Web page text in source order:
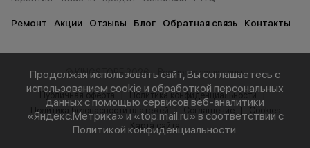
Ремонт Акции Отзывы Блог Обратная связь Контакты
© KINGSTORE 2026 г. Все права защищены.
Публичная оферта
Политика конфиденциальности
Политика безопасности платежей
Карта сайта
Продолжая использовать сайт, Вы соглашаетесь с
использованием cookie и обработкой персональных
данных с помощью сервисов веб-аналитики
«Яндекс.Метрика» и «top.mail.ru» в соответствии с
Политикой конфиденциальности.